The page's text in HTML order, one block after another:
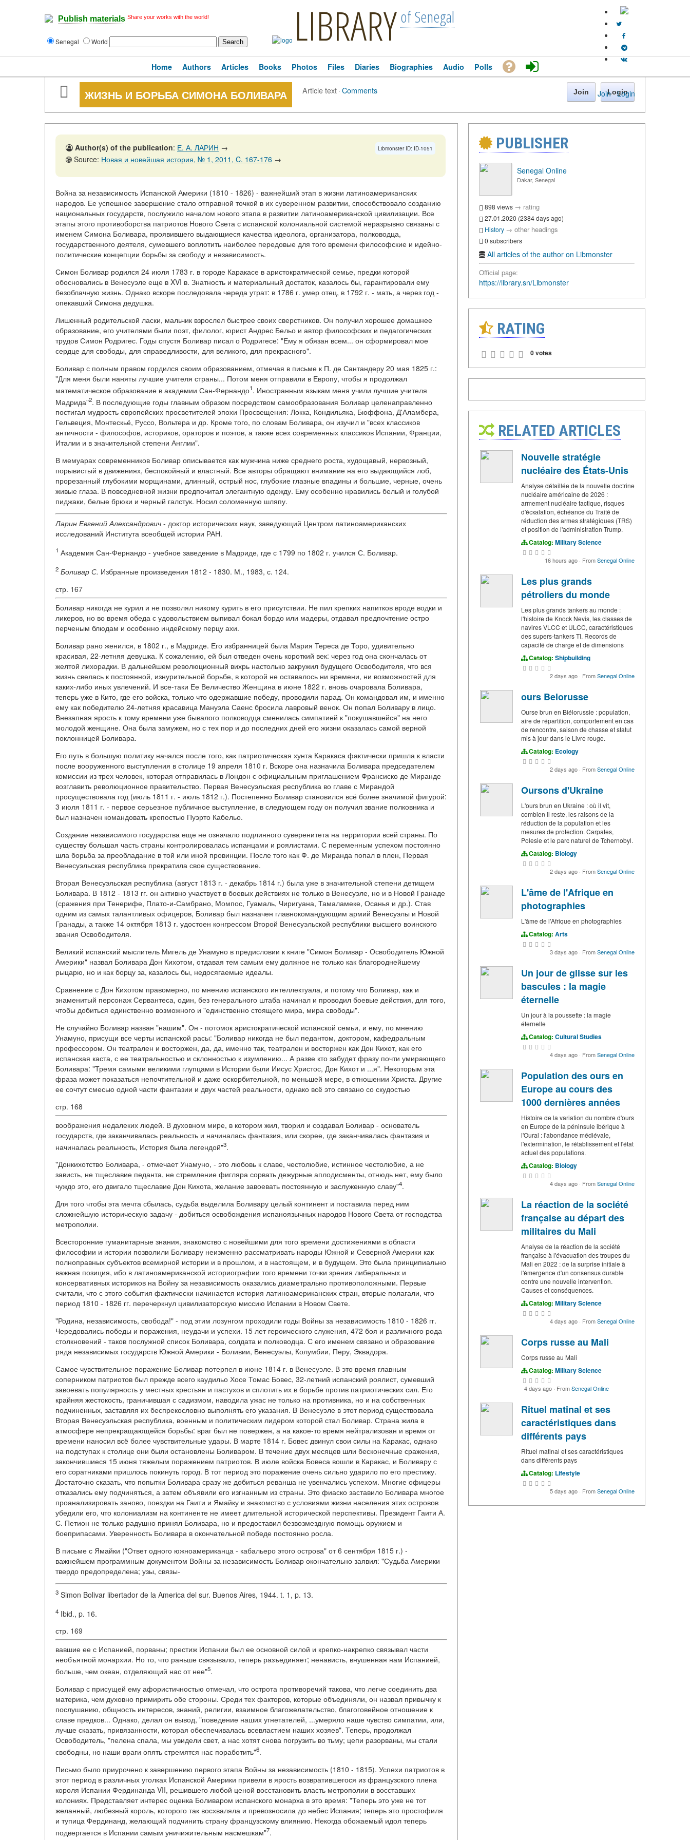
Publish materials Share your works with the world!
Senegal World LIBRARY of Senegal
Join · Login
Home Authors Articles Books Photos Files Diaries Biographies Audio Polls
ЖИЗНЬ И БОРЬБА СИМОНА БОЛИВАРА Article text·Comments Join Login
Libmonster ID: ID-1051
Author(s) of the publication: Е. А. ЛАРИН →
Source: Новая и новейшая история, № 1, 2011, C. 167-176 →
Война за независимость Испанской Америки (1810 - 1826) - важнейший этап в жизни латиноамериканских
народов. Ее успешное завершение стало отправной точкой в их суверенном развитии, способствовало созданию
национальных государств, послужило началом нового этапа в развитии латиноамериканской цивилизации. Все
этапы этого противоборства патриотов Нового Света с испанской колониальной системой неразрывно связаны с
именем Симона Боливара, проявившего выдающиеся качества идеолога, организатора, полководца,
государственного деятеля, сумевшего воплотить наиболее передовые для того времени философские и идейно-
политические концепции борьбы за свободу и независимость.
Симон Боливар родился 24 июля 1783 г. в городе Каракасе в аристократической семье, предки которой
обосновались в Венесуэле еще в XVI в. Знатность и материальный достаток, казалось бы, гарантировали ему
безоблачную жизнь. Однако вскоре последовала череда утрат: в 1786 г. умер отец, в 1792 г. - мать, а через год -
опекавший Симона дедушка.
Лишенный родительской ласки, мальчик взрослел быстрее своих сверстников. Он получил хорошее домашнее
образование, его учителями были поэт, филолог, юрист Андрес Бельо и автор философских и педагогических
трудов Симон Родригес. Годы спустя Боливар писал о Родригесе: "Ему я обязан всем... он сформировал мое
сердце для свободы, для справедливости, для великого, для прекрасного".
Боливар с полным правом гордился своим образованием, отмечая в письме к П. де Сантандеру 20 мая 1825 г.:
"Для меня были наняты лучшие учителя страны... Потом меня отправили в Европу, чтобы я продолжал
математическое образование в академии Сан-Фернандо1. Иностранным языкам меня учили лучшие учителя
Мадрида"2. В последующие годы главным образом посредством самообразования Боливар целенаправленно
постигал мудрость европейских просветителей эпохи Просвещения: Локка, Кондильяка, Бюффона, Д'Аламбера,
Гельвеция, Монтескьё, Руссо, Вольтера и др. Кроме того, по словам Боливара, он изучил и "всех классиков
античности - философов, историков, ораторов и поэтов, а также всех современных классиков Испании, Франции,
Италии и в значительной степени Англии".
В мемуарах современников Боливар описывается как мужчина ниже среднего роста, худощавый, нервозный,
порывистый в движениях, беспокойный и властный. Все авторы обращают внимание на его выдающийся лоб,
прорезанный глубокими морщинами, длинный, острый нос, глубокие глазные впадины и большие, черные, очень
живые глаза. В повседневной жизни предпочитал элегантную одежду. Ему особенно нравились белый и голубой
пиджаки, белые брюки и черный галстук. Носил соломенную шляпу.
Ларин Евгений Александрович - доктор исторических наук, заведующий Центром латиноамериканских
исследований Института всеобщей истории РАН.
1 Академия Сан-Фернандо - учебное заведение в Мадриде, где с 1799 по 1802 г. учился С. Боливар.
2 Боливар С. Избранные произведения 1812 - 1830. М., 1983, с. 124.
стр. 167
Боливар никогда не курил и не позволял никому курить в его присутствии. Не пил крепких напитков вроде водки и
ликеров, но во время обеда с удовольствием выпивал бокал бордо или мадеры, отдавал предпочтение остро
перченым блюдам и особенно индейскому перцу ахи.
Боливар рано женился, в 1802 г., в Мадриде. Его избранницей была Мария Тереса де Торо, удивительно
красивая, 22-летняя девушка. К сожалению, ей был отведен очень короткий век: через год она скончалась от
желтой лихорадки. В дальнейшем революционный вихрь настолько закружил будущего Освободителя, что вся
жизнь свелась к постоянной, изнурительной борьбе, в которой не оставалось ни времени, ни возможностей для
каких-либо иных увлечений. И все-таки Ее Величество Женщина в июне 1822 г. вновь очаровала Боливара,
теперь уже в Кито, где его войска, только что одержавшие победу, проводили парад. Он командовал им, и именно
ему как победителю 24-летняя красавица Мануэла Саенс бросила лавровый венок. Он попал Боливару в лицо.
Внезапная ярость к тому времени уже бывалого полководца сменилась симпатией к "покушавшейся" на него
молодой женщине. Она была замужем, но с тех пор и до последних дней его жизни оказалась самой верной
поклонницей Боливара.
Его путь в большую политику начался после того, как патриотическая хунта Каракаса фактически пришла к власти
после вооруженного выступления в столице 19 апреля 1810 г. Вскоре она назначила Боливара председателем
комиссии из трех человек, которая отправилась в Лондон с официальным приглашением Франсиско де Миранде
возглавить революционное правительство. Первая Венесуэльская республика во главе с Мирандой
просуществовала год (июль 1811 г. - июль 1812 г.). Постепенно Боливар становился всё более значимой фигурой:
3 июля 1811 г. - первое серьезное публичное выступление, в следующем году он получил звание полковника и
был назначен командовать крепостью Пуэрто Кабельо.
Создание независимого государства еще не означало подлинного суверенитета на территории всей страны. По
существу большая часть страны контролировалась испанцами и роялистами. С переменным успехом постоянно
шла борьба за преобладание в той или иной провинции. После того как Ф. де Миранда попал в плен, Первая
Венесуэльская республика прекратила свое существование.
Вторая Венесуэльская республика (август 1813 г. - декабрь 1814 г.) была уже в значительной степени детищем
Боливара. В 1812 - 1813 гг. он активно участвует в боевых действиях не только в Венесуэле, но и в Новой Гранаде
(сражения при Тенерифе, Плато-и-Самбрано, Момпос, Гуамаль, Чиригуана, Тамаламеке, Осанья и др.). Став
одним из самых талантливых офицеров, Боливар был назначен главнокомандующим армий Венесуэлы и Новой
Гранады, а также 14 октября 1813 г. удостоен конгрессом Второй Венесуэльской республики высшего воинского
звания Освободителя.
Великий испанский мыслитель Мигель де Унамуно в предисловии к книге "Симон Боливар - Освободитель Южной
Америки" назвал Боливара Дон Кихотом, отдавая тем самым ему должное не только как благороднейшему
рыцарю, но и как борцу за, казалось бы, недосягаемые идеалы.
Сравнение с Дон Кихотом правомерно, по мнению испанского интеллектуала, и потому что Боливар, как и
знаменитый персонаж Сервантеса, один, без генерального штаба начинал и проводил боевые действия, для того,
чтобы добиться единственно возможного и "единственно стоящего мира, мира свободы".
Не случайно Боливар назван "нашим". Он - потомок аристократической испанской семьи, и ему, по мнению
Унамуно, присущи все черты испанской расы: "Боливар никогда не был педантом, доктором, кафедральным
профессором. Он театрален и восторжен, да, да, именно так, театрален и восторжен как Дон Кихот, как его
испанская каста, с ее театральностью и склонностью к изумлению... А разве кто забудет фразу почти умирающего
Боливара: "Тремя самыми великими глупцами в Истории были Иисус Христос, Дон Кихот и ...я". Некоторым эта
фраза может показаться непочтительной и даже оскорбительной, по меньшей мере, в отношении Христа. Другие
ее сочтут смесью одной части фантазии и двух частей реальности, однако всё это связано со скудостью
стр. 168
воображения недалеких людей. В духовном мире, в котором жил, творил и создавал Боливар - основатель
государств, где заканчивалась реальность и начиналась фантазия, или скорее, где заканчивалась фантазия и
начиналась реальность, История была легендой"3.
"Донкихотство Боливара, - отмечает Унамуно, - это любовь к славе, честолюбие, истинное честолюбие, а не
зависть, не тщеславие педанта, не стремление фигляра сорвать дежурные аплодисменты, отнюдь нет, ему было
чуждо это, его двигало тщеславие Дон Кихота, желание завоевать постоянную и заслуженную славу"4.
Для того чтобы эта мечта сбылась, судьба выделила Боливару целый континент и поставила перед ним
сложнейшую историческую задачу - добиться освобождения испаноязычных народов Нового Света от господства
метрополии.
Всесторонние гуманитарные знания, знакомство с новейшими для того времени достижениями в области
философии и истории позволили Боливару неизменно рассматривать народы Южной и Северной Америки как
полноправных субъектов всемирной истории и в прошлом, и в настоящем, и в будущем. Это была принципиально
важная позиция, ибо в латиноамериканской историографии того времени точки зрения либеральных и
консервативных историков на Войну за независимость оказались диаметрально противоположными. Первые
считали, что с этого события фактически начинается история латиноамериканских стран, вторые полагали, что
период 1810 - 1826 гг. перечеркнул цивилизаторскую миссию Испании в Новом Свете.
"Родина, независимость, свобода!" - под этим лозунгом проходили годы Войны за независимость 1810 - 1826 гг.
Чередовались победы и поражения, неудачи и успехи. 15 лет героического служения, 472 боя и различного рода
столкновений - таков послужной список Боливара, солдата и полководца. С его именем связано и образование
ряда независимых государств Южной Америки - Боливии, Венесуэлы, Колумбии, Перу, Эквадора.
Самое чувствительное поражение Боливар потерпел в июне 1814 г. в Венесуэле. В это время главным
соперником патриотов был прежде всего каудильо Хосе Томас Бовес, 32-летний испанский роялист, сумевший
завоевать популярность у местных крестьян и пастухов и сплотить их в борьбе против патриотических сил. Его
крайняя жестокость, граничившая с садизмом, наводила ужас не только на противника, но и на собственных
подчиненных, заставляя их беспрекословно выполнять его указания. В Венесуэле в этот период существовала
Вторая Венесуэльская республика, военным и политическим лидером которой стал Боливар. Страна жила в
атмосфере непрекращающейся борьбы: враг был не повержен, а на какое-то время нейтрализован и время от
времени наносил всё более чувствительные удары. В марте 1814 г. Бовес двинул свои силы на Каракас, однако
на подступах к столице они были остановлены Боливаром. В течение двух месяцев шли бесконечные сражения,
закончившиеся 15 июня тяжелым поражением патриотов. В июле войска Бовеса вошли в Каракас, и Боливару с
его соратниками пришлось покинуть город. В тот период это поражение очень сильно ударило по его престижу.
Достаточно сказать, что попытки Боливара сразу же добиться реванша не увенчались успехом. Многие офицеры
отказались ему подчиняться, а затем объявили его изгнанным из страны. Это фиаско заставило Боливара многое
проанализировать заново, поездки на Гаити и Ямайку и знакомство с условиями жизни населения этих островов
убедили его, что колониализм на континенте не имеет длительной исторической перспективы. Президент Гаити А.
С. Петион не только радушно принял Боливара, но и предоставил безвозмездную помощь оружием и
боеприпасами. Уверенность Боливара в окончательной победе постоянно росла.
В письме с Ямайки ("Ответ одного южноамериканца - кабальеро этого острова" от 6 сентября 1815 г.) -
важнейшем программным документом Войны за независимость Боливар окончательно заявил: "Судьба Америки
твердо предопределена; узы, связы-
3 Simon Bolivar libertador de la America del sur. Buenos Aires, 1944. t. 1, p. 13.
4 Ibid., p. 16.
стр. 169
вавшие ее с Испанией, порваны; престиж Испании был ее основной силой и крепко-накрепко связывал части
необъятной монархии. Но то, что раньше связывало, теперь разъединяет; ненависть, внушенная нам Испанией,
больше, чем океан, отделяющий нас от нее"5.
Боливар с присущей ему афористичностью отмечал, что острота противоречий такова, что легче соединить два
материка, чем духовно примирить обе стороны. Среди тех факторов, которые объединяли, он назвал привычку к
послушанию, общность интересов, знаний, религии, взаимное благожелательство, благоговейное отношение к
славе предков... Однако, делал он вывод, "поведение наших угнетателей, ...умеряло наше чувство симпатии, или,
лучше сказать, привязанности, которая обеспечивалась всевластием наших хозяев". Теперь, продолжал
Освободитель, "пелена спала, мы увидели свет, а нас хотят снова погрузить во тьму; цепи разорваны, мы стали
свободны, но наши враги опять стремятся нас поработить"6.
Письмо было приурочено к завершению первого этапа Войны за независимость (1810 - 1815). Успехи патриотов в
этот период в различных уголках Испанской Америки привели в ярость возвратившегося из французского плена
короля Испании Фердинанда VII, решившего любой ценой восстановить власть метрополии в восставших
колониях. Представляет интерес оценка Боливаром испанского монарха в это время: "Теперь это уже не тот
желанный, любезный король, которого так восхваляла и превозносила до небес Испания; теперь это простофиля
и тупица Фердинанд, желающий подчинить страну французскому влиянию. Некогда обожаемый идол теперь
подвергается в Испании самым уничижительным насмешкам"7.
PUBLISHER
Senegal Online
Dakar, Senegal
898 views → rating
27.01.2020 (2384 days ago)
History → other headings
0 subscribers
All articles of the author on Libmonster
Official page:
https://library.sn/Libmonster
RATING
0 votes
RELATED ARTICLES
Nouvelle stratégie
nucléaire des États-Unis
Analyse détaillée de la nouvelle doctrine
nucléaire américaine de 2026 :
armement nucléaire tactique, risques
d'éскаlation, échéance du Traité de
réduction des armes stratégiques (TRS)
et position de l'administration Trump.
Catalog: Military Science
16 hours ago · FromSenegal Online
Les plus grands
pétroliers du monde
Les plus grands tankers au monde :
l'histoire de Knock Nevis, les classes de
navires VLCC et ULCC, caractéristiques
des supers-tankers TI. Records de
capacité de charge et de dimensions
Catalog: Shipbuilding
2 days ago · FromSenegal Online
ours Belorusse
Ourse brun en Biélorussie : population,
aire de répartition, comportement en cas
de rencontre, saison de chasse et statut
mis à jour dans le Livre rouge.
Catalog: Ecology
2 days ago · FromSenegal Online
Oursons d'Ukraine
L'ours brun en Ukraine : où il vit,
combien il reste, les raisons de la
réduction de la population et les
mesures de protection. Carpates,
Polesie et le parc naturel de Tchernobyl.
Catalog: Biology
2 days ago · FromSenegal Online
L'âme de l'Afrique en
photographies
L'âme de l'Afrique en photographies
Catalog: Arts
3 days ago · FromSenegal Online
Un jour de glisse sur les
bascules : la magie
éternelle
Un jour à la poussette : la magie
éternelle
Catalog: Cultural Studies
4 days ago · FromSenegal Online
Population des ours en
Europe au cours des
1000 dernières années
Histoire de la variation du nombre d'ours
en Europe de la péninsule ibérique à
l'Oural : l'abondance médiévale,
l'extermination, le rétablissement et l'état
actuel des populations.
Catalog: Biology
4 days ago · FromSenegal Online
La réaction de la société
française au départ des
militaires du Mali
Analyse de la réaction de la société
française à l'évacuation des troupes du
Mali en 2022 : de la surprise initiale à
l'émergence d'un consensus durable
contre une nouvelle intervention.
Causes et conséquences.
Catalog: Military Science
4 days ago · FromSenegal Online
Corps russe au Mali
Corps russe au Mali
Catalog: Military Science
4 days ago · FromSenegal Online
Rituel matinal et ses
caractéristiques dans
différents pays
Rituel matinal et ses caractéristiques
dans différents pays
Catalog: Lifestyle
5 days ago · FromSenegal Online